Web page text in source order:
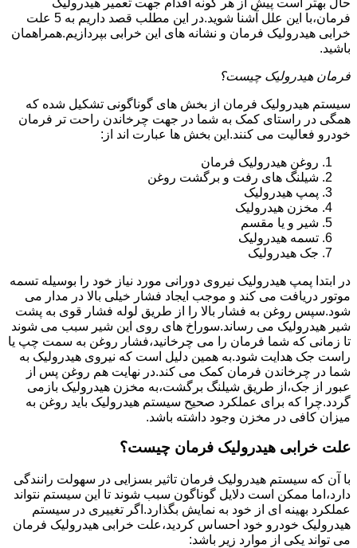
فرمان،با این علل آشنا شوید.در این مطلب قصد داریم به 5 علت
خرابی هیدرولیک فرمان و نشانه های این خرابی بپردازیم.همراهمان
باشید.
فرمان هیدرولیک چیست؟
سیستم هیدرولیک فرمان از بخش های گوناگونی تشکیل شده که
همگی در راستای کمک به شما در جهت چرخاندن راحت تر فرمان
خودرو فعالیت می کنند.این بخش ها عبارت اند از:
روغن هیدرولیک فرمان
شیلنگ های رفت و برگشت روغن
پمپ هیدرولیک
مخزن هیدرولیک
شیر و یا مقسم
تسمه هیدرولیک
جک هیدرولیک
در ابتدا پمپ هیدرولیک نیروی دورانی مورد نیاز خود را بوسیله تسمه
موتور دریافت می کند و موجب ایجاد فشار خیلی بالا در مدار می
شود.سپس روغن به فشار بالا را از طریق لوله فشار قوی به پشت
شیر هیدرولیک می رساند.سوراخ های روی این شیر سبب می شوند
تا زمانی که شما فرمان را می چرخانید،فشار روغن به سمت چپ یا
راست جک هدایت شود.به همین دلیل است که نیروی هیدرولیک به
شما در چرخاندن فرمان کمک می کند.در نهایت هم روغن پس از
عبور از جک،از طریق شیلنگ برگشت،به مخزن هیدرولیک بازمی
گردد.چرا که برای عملکرد صحیح سیستم هیدرولیک باید روغن به
میزان کافی در مخزن وجود داشته باشد.
علت خرابی هیدرولیک فرمان چیست؟
با آن که سیستم هیدرولیک فرمان تاثیر بسزایی در سهولت رانندگی
دارد،اما ممکن است دلایل گوناگون سبب شوند تا این سیستم نتواند
عملکرد بهینه ای از خود به نمایش بگذارد.اگر تغییری در سیستم
هیدرولیک خودرو خود احساس کردید،علت خرابی هیدرولیک فرمان
می تواند یکی از موارد زیر باشد: